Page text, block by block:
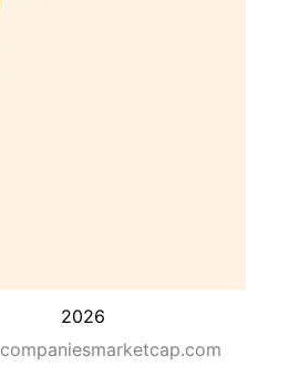
2026
companiesmarketcap.com